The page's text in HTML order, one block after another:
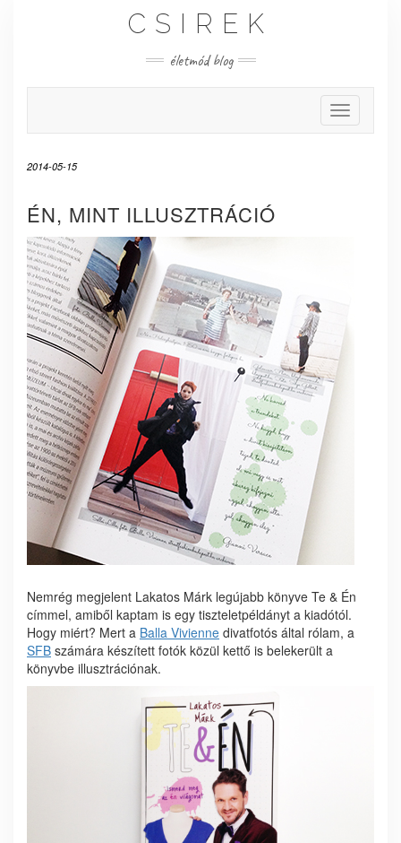
CSIREK
életmód blog
Toggle
2014-05-15
ÉN, MINT ILLUSZTRÁCIÓ
Nemrég megjelent Lakatos Márk legújabb könyve Te & Én
címmel, amiből kaptam is egy tiszteletpéldányt a kiadótól.
Hogy miért? Mert a Balla Vivienne divatfotós által rólam, a
SFB számára készített fotók közül kettő is belekerült a
könyvbe illusztrációnak.